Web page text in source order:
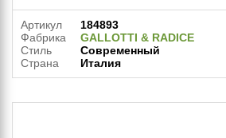
Артикул
184893
Фабрика
GALLOTTI & RADICE
Стиль
Современный
Страна
Италия